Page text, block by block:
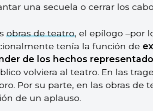
una secuela o cerrar los
obras de teatro, el epílogo –por
tenía la función de
de los hechos
volviera al teatro. En las
Por su parte, en las obras de
de un aplauso.